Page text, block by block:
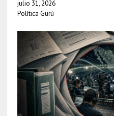
julio 31, 2026
Política Gurú